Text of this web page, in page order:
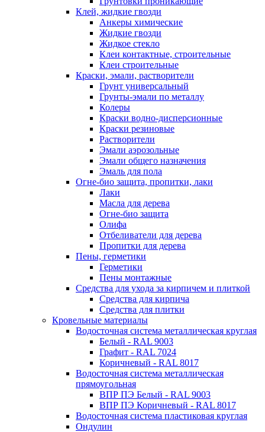
Клей, жидкие гвозди
Анкеры химические
Жидкие гвозди
Жидкое стекло
Клеи контактные, строительные
Клеи строительные
Краски, эмали, растворители
Грунт универсальный
Грунты-эмали по металлу
Колеры
Краски водно-дисперсионные
Краски резиновые
Растворители
Эмали аэрозольные
Эмали общего назначения
Эмаль для пола
Огне-био защита, пропитки, лаки
Лаки
Масла для дерева
Огне-био защита
Олифа
Отбеливатели для дерева
Пропитки для дерева
Пены, герметики
Герметики
Пены монтажные
Средства для ухода за кирпичем и плиткой
Средства для кирпича
Средства для плитки
Кровельные материалы
Водосточная система металлическая круглая
Белый - RAL 9003
Графит - RAL 7024
Коричневый - RAL 8017
Водосточная система металлическая
прямоугольная
ВПР ПЭ Белый - RAL 9003
ВПР ПЭ Коричневый - RAL 8017
Водосточная система пластиковая круглая
Ондулин